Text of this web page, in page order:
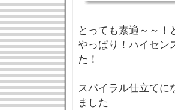
とっても素適～～！
やっぱり！ハイセン
た！
スパイラル仕立て
ました